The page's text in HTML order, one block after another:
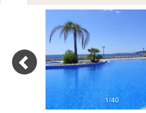
1/40
Previous